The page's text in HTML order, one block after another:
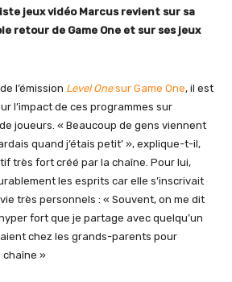
jeux vidéo Marcus revient sur sa
retour de Game One et sur ses jeux
l’émission Level Onesur Game One, il est
l’impact de ces programmes sur
joueurs. « Beaucoup de gens viennent
quand j’étais petit’ », explique-t-il,
très fort créé par la chaîne. Pour lui,
les esprits car elle s’inscrivait
très personnels : « Souvent, on me dit
fort que je partage avec quelqu’un
chez les grands-parents pour
»